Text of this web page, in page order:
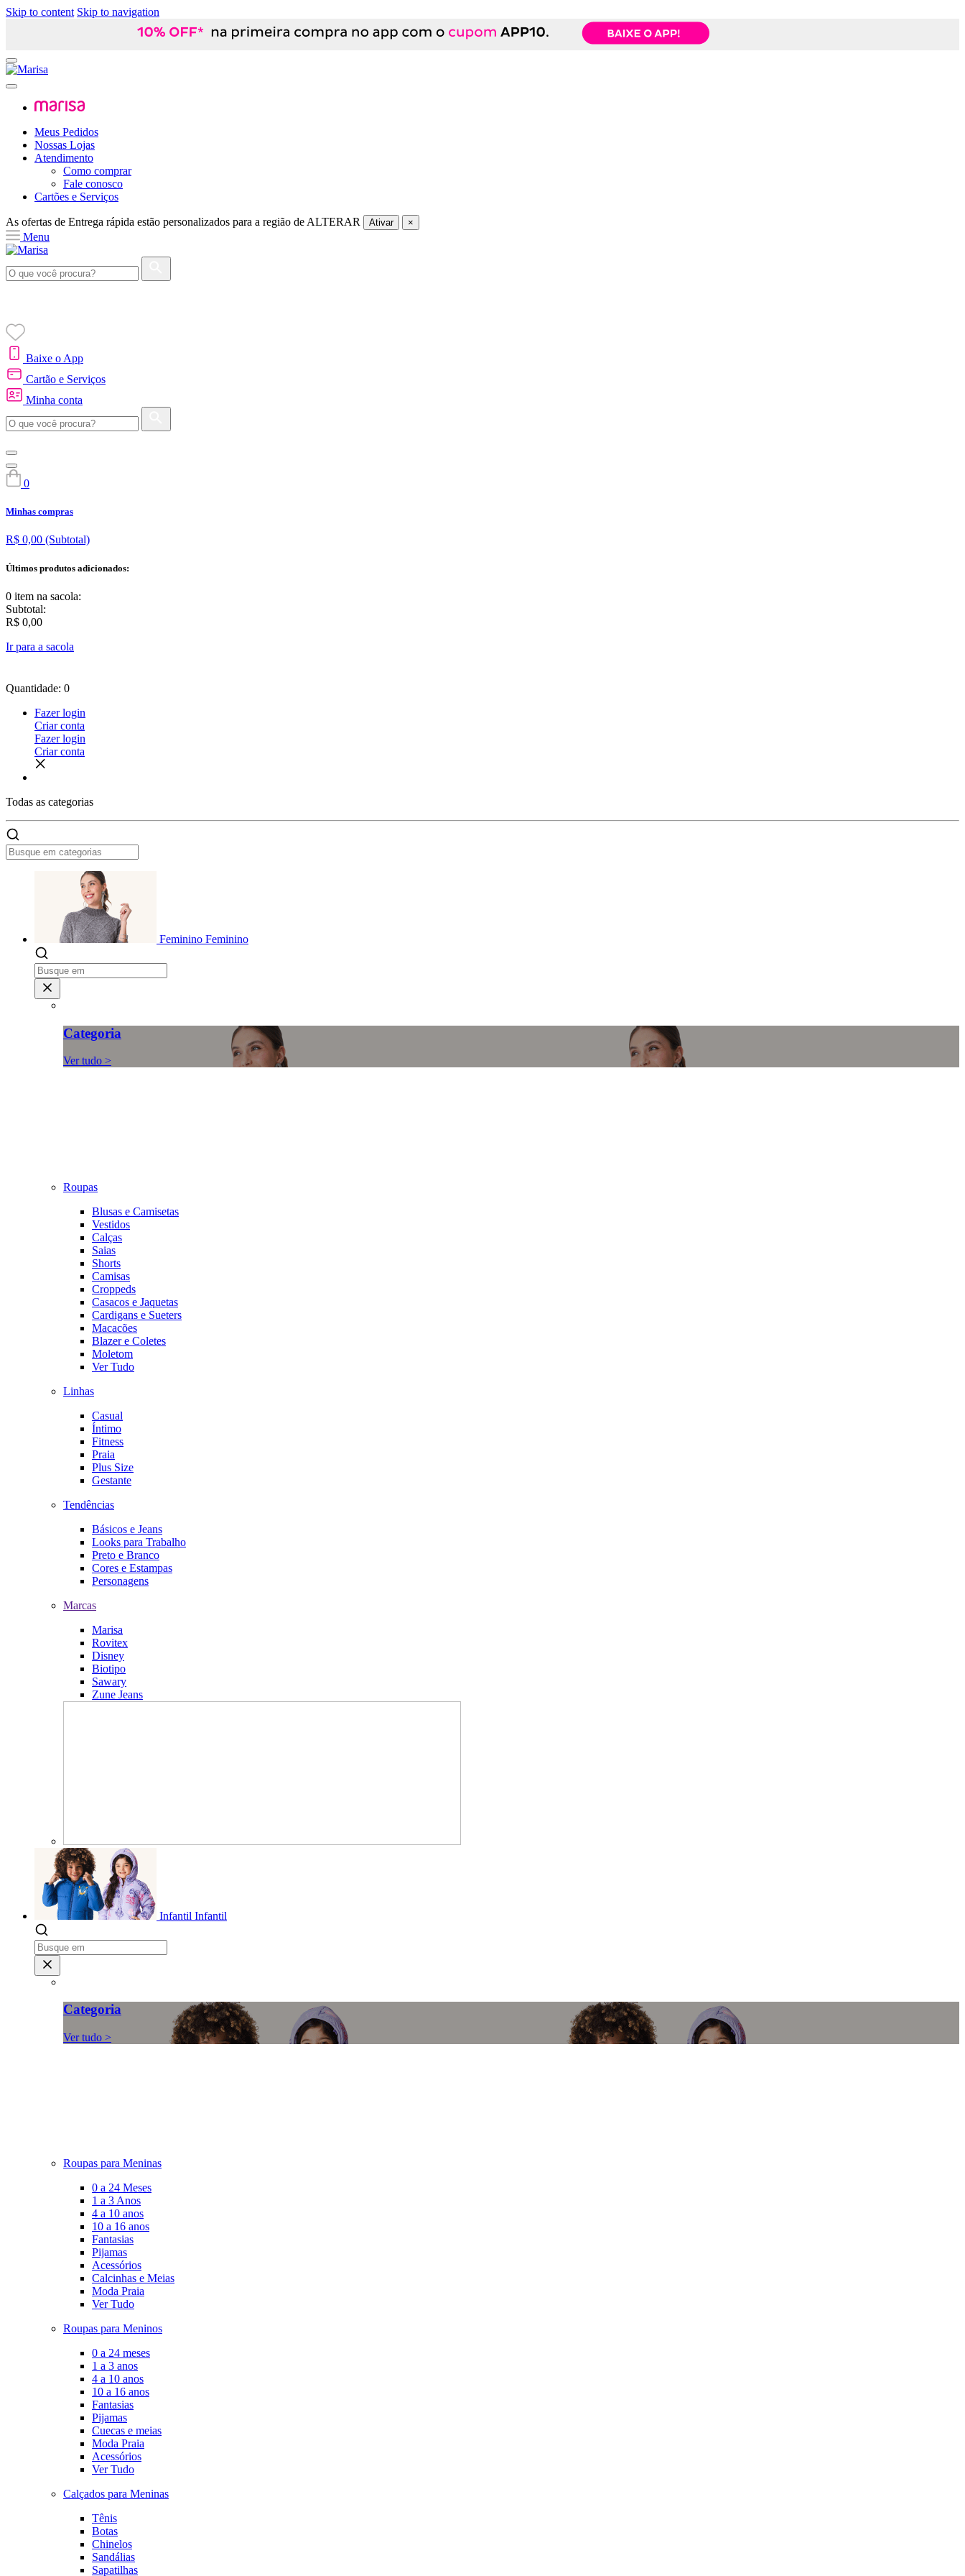
Skip to content Skip to navigation
Meus Pedidos
Nossas Lojas
Atendimento
Como comprar
Fale conosco
Cartões e Serviços
As ofertas de Entrega rápida estão personalizados para a região de ALTERAR Ativar ×
Menu
Baixe o App
Cartão e Serviços
Minha conta
0
Minhas compras
R$ 0,00 (Subtotal)
Últimos produtos adicionados:
0 item na sacola:
Subtotal:
R$ 0,00
Ir para a sacola
Quantidade: 0
Fazer login
Criar conta
Fazer login
Criar conta
Todas as categorias
Feminino Feminino
Categoria
Ver tudo >
Roupas
Blusas e Camisetas
Vestidos
Calças
Saias
Shorts
Camisas
Croppeds
Casacos e Jaquetas
Cardigans e Sueters
Macacões
Blazer e Coletes
Moletom
Ver Tudo
Linhas
Casual
Íntimo
Fitness
Praia
Plus Size
Gestante
Tendências
Básicos e Jeans
Looks para Trabalho
Preto e Branco
Cores e Estampas
Personagens
Marcas
Marisa
Rovitex
Disney
Biotipo
Sawary
Zune Jeans
Infantil Infantil
Categoria
Ver tudo >
Roupas para Meninas
0 a 24 Meses
1 a 3 Anos
4 a 10 anos
10 a 16 anos
Fantasias
Pijamas
Acessórios
Calcinhas e Meias
Moda Praia
Ver Tudo
Roupas para Meninos
0 a 24 meses
1 a 3 anos
4 a 10 anos
10 a 16 anos
Fantasias
Pijamas
Cuecas e meias
Moda Praia
Acessórios
Ver Tudo
Calçados para Meninas
Tênis
Botas
Chinelos
Sandálias
Sapatilhas